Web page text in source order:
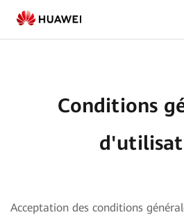
Conditions
générales
Conditions
Acceptation des conditions